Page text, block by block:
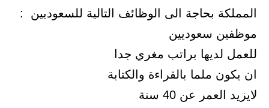
المملكة بحاجة الى الوظائف التالية للسعوديين :
موظفين سعوديين
للعمل لديها براتب مغري جدا
ان يكون ملما بالقراءة والكتابة
لايزيد العمر عن 40 سنة